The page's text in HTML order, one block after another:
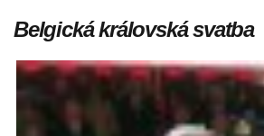
Belgická královská svatba